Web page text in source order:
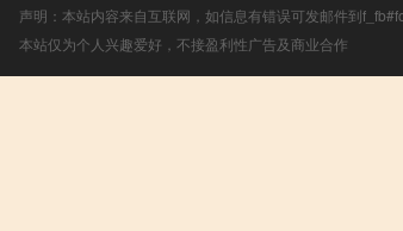
声明：本站内容来自互联网，如信息有错误可发邮件到
本站仅为个人兴趣爱好，不接盈利性广告及商业合作